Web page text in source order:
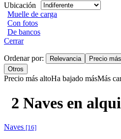
Ubicación
Muelle de carga
Con fotos
De bancos
Cerrar
Ordenar por: Relevancia Precio
Otros
Precio más altoHa bajado másMás
2 Naves en
Naves [16]